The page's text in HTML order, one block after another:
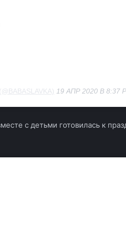
19 АПР 2020 В 8:37
с детьми готовилась к